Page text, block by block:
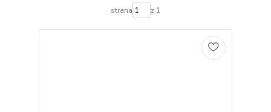
strana z 1